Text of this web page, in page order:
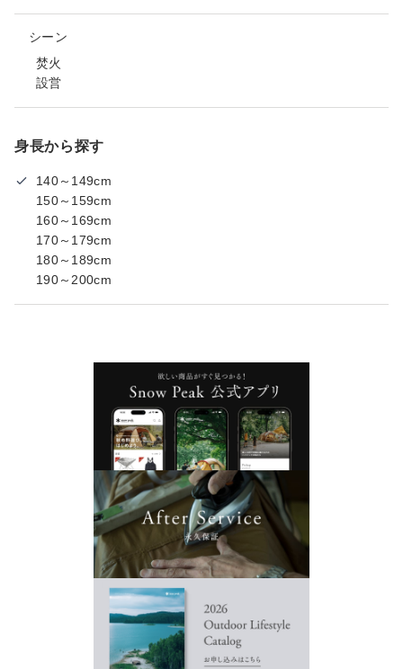
シーン
焚火
設営
身長から探す
140～149cm
150～159cm
160～169cm
170～179cm
180～189cm
190～200cm